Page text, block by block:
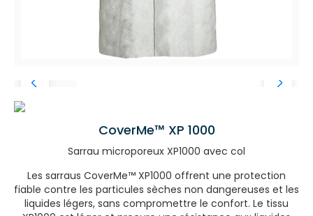
CoverMe™ XP 1000
Sarrau microporeux XP1000 avec col
Les sarraus CoverMe™ XP1000 offrent une protection
fiable contre les particules sèches non dangereuses et les
liquides légers, sans compromettre le confort. Le tissu